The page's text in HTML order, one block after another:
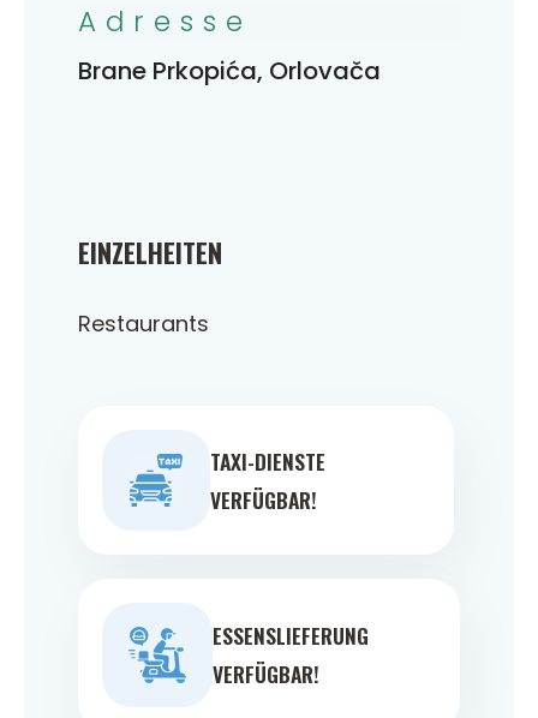
EINZELHEITEN
Restaurants
TAXI-DIENSTE
VERFÜGBAR!
ESSENSLIEFERUNG
VERFÜGBAR!
Adresse
Brane Prkopića, Orlovača